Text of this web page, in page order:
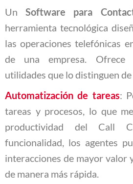
UnSoftware para
herramienta tecnológica
las operaciones telefónicas
de una empresa. Ofrece
utilidades que lo distinguen
Automatización de tareas:
tareas y procesos, lo que
productividad del Call
funcionalidad, los agentes
interacciones de mayor valor
de manera más rápida.